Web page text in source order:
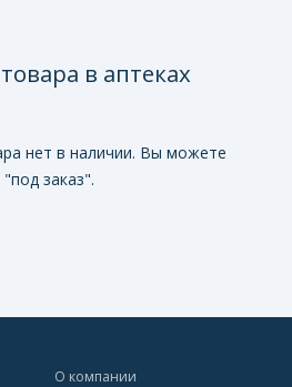
в аптеках
нет в наличии. Вы можете
заказ".
О компании